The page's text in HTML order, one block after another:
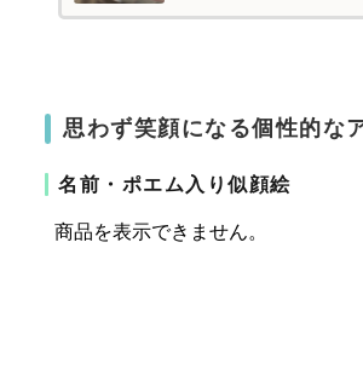
思わず笑顔になる個性的な
名前・ポエム入り似顔絵